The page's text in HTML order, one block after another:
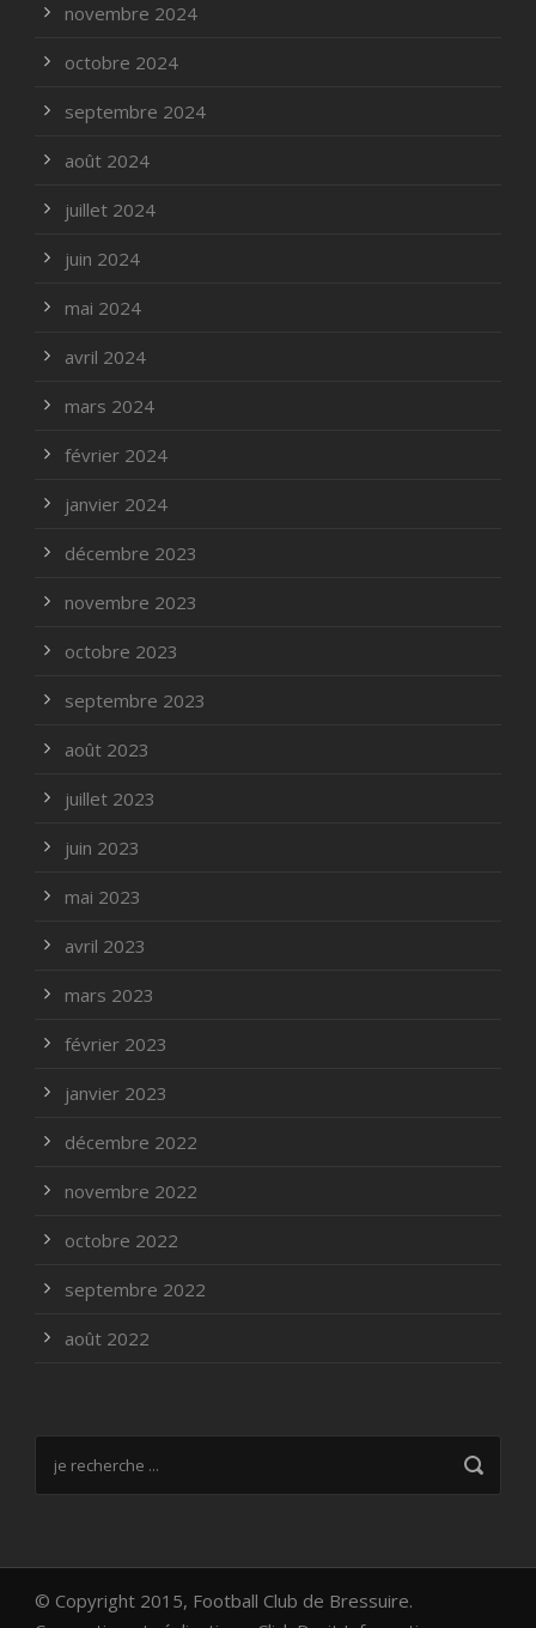
novembre 2024
octobre 2024
septembre 2024
août 2024
juillet 2024
juin 2024
mai 2024
avril 2024
mars 2024
février 2024
janvier 2024
décembre 2023
novembre 2023
octobre 2023
septembre 2023
août 2023
juillet 2023
juin 2023
mai 2023
avril 2023
mars 2023
février 2023
janvier 2023
décembre 2022
novembre 2022
octobre 2022
septembre 2022
août 2022
© Copyright 2015, Football Club de Bressuire.